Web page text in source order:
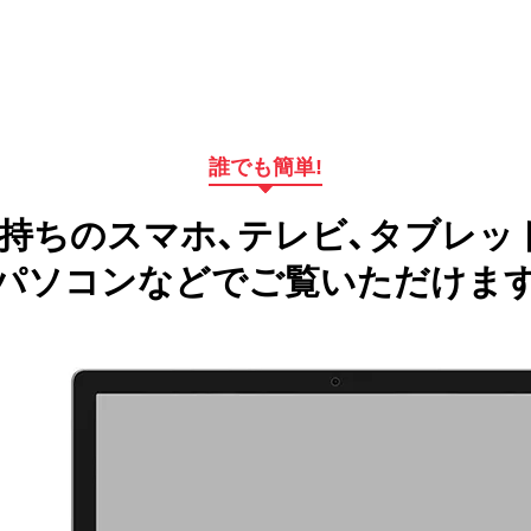
誰でも簡単!
ちのスマホ、テレビ、タブレッ
ソコンなどでご覧いただけま